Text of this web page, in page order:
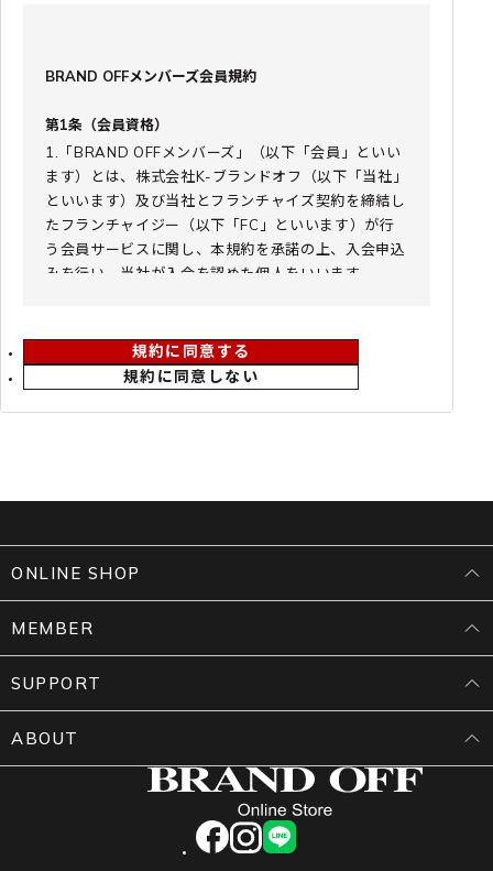
BRAND OFFメンバーズ会員規約
第1条（会員資格）
1.「BRAND OFFメンバーズ」（以下「会員」といい
ます）とは、株式会社K-ブランドオフ（以下「当社」
といいます）及び当社とフランチャイズ契約を締結し
たフランチャイジー（以下「FC」といいます）が行
う会員サービスに関し、本規約を承諾の上、入会申込
みを行い、当社が入会を認めた個人をいいます。
3.会員サービスは、会員取扱店舗、国内向け公式オン
ラインストア、宅配買取・出張買取・催事買取でご利
用いただけるサービスです。
4.「BRAND OFFメンバーズ」の名称が変更された場
真実かつ正確な情報を提供し、必要項目を漏れなく登
録するものとします。本人確認書類の提示を求める場
ド」）及びスマートフォンで表示するバーコード（以
2.当社およびFCは、1会員につき1つのメンバーズカ
ードを貸与し、所有権は当社に帰属します。
3.モバイルカードは、マイページへの登録により利用
4.カード裏面に自署のうえ、会員本人の責任で管理す
規約に同意しない
規約に同意する
facebookinstagram
LINE
ONLINE SHOP
MEMBER
SUPPORT
ABOUT